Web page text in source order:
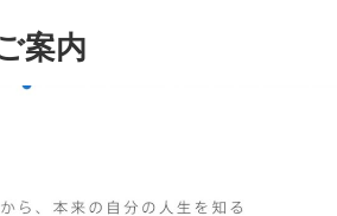
案内